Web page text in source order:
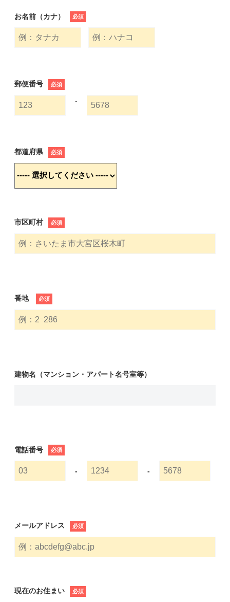
お名前（カナ） 必須
郵便番号 必須
-
都道府県 必須
市区町村 必須
番地 必須
建物名（マンション・アパート名号室等）
電話番号 必須
- -
メールアドレス 必須
現在のお住まい 必須